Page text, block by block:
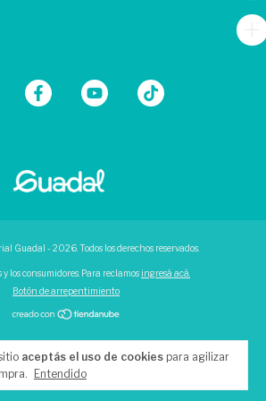
aceptás el uso de cookies para agilizar
Entendido
Guadal - 2026. Todos los derechos reservados.
y los consumidores. Para reclamos ingresá acá.
Botón de arrepentimiento